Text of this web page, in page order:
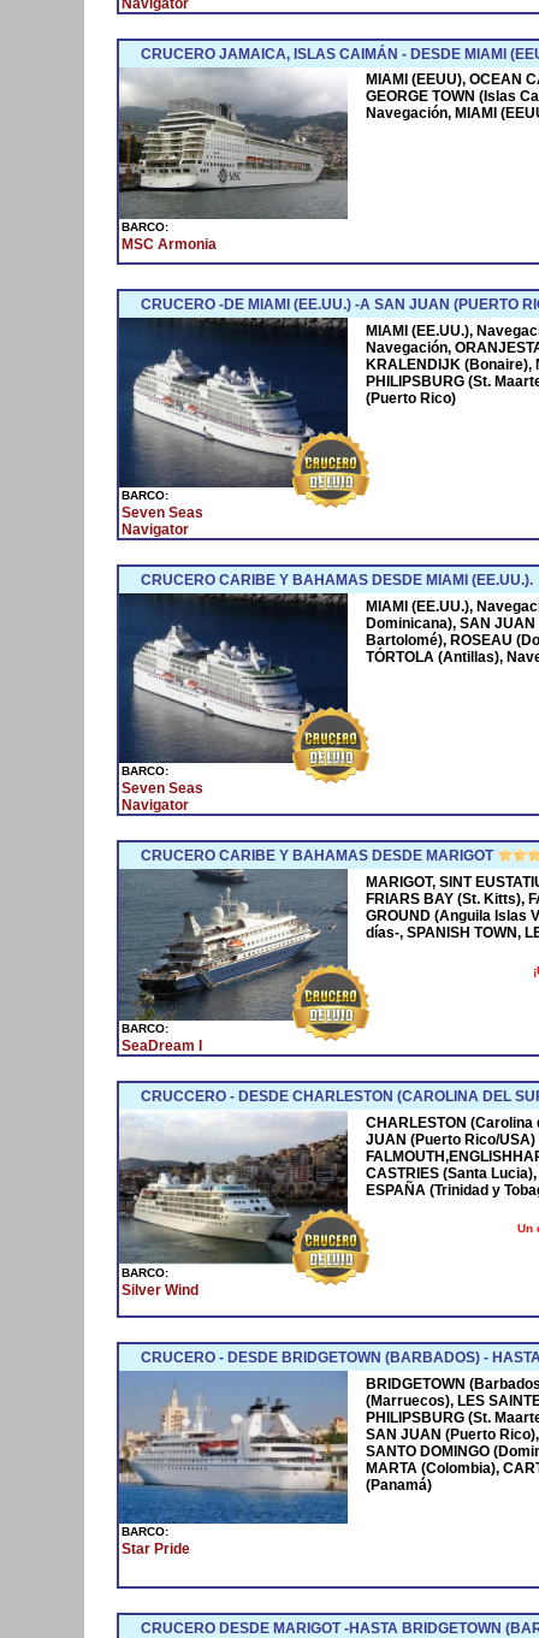
CRUCERO JAMAICA, ISLAS CAIMÁN - DESDE MIAMI
BARCO:
MSC Armonia
MIAMI (EEUU), OCEAN
GEORGE TOWN (Islas
Navegación, MIAMI
CRUCERO -DE MIAMI (EE.UU.) -A SAN JUAN (PUERTO
BARCO:
Seven Seas
Navigator
MIAMI (EE.UU.),
Navegación,
KRALENDIJK (Bonaire),
PHILIPSBURG (St.
(Puerto Rico)
CRUCERO CARIBE Y BAHAMAS DESDE MIAMI (EE.UU.).
BARCO:
Seven Seas
Navigator
MIAMI (EE.UU.),
Dominicana), SAN JUAN
Bartolomé), ROSEAU
TÓRTOLA (Antillas),
CRUCERO CARIBE Y BAHAMAS DESDE MARIGOT
BARCO:
SeaDream I
MARIGOT, SINT
FRIARS BAY (St. Kitts),
GROUND (Anguila Islas
días-, SPANISH TOWN,
CRUCCERO - DESDE CHARLESTON (CAROLINA DEL
BARCO:
Silver Wind
CHARLESTON
JUAN (Puerto Rico/USA)
CASTRIES (Santa
ESPAÑA (Trinidad y
Un
CRUCERO - DESDE BRIDGETOWN (BARBADOS) -
BARCO:
Star Pride
BRIDGETOWN
(Marruecos), LES
PHILIPSBURG (St.
SAN JUAN (Puerto
SANTO DOMINGO
MARTA (Colombia),
(Panamá)
CRUCERO DESDE MARIGOT -HASTA BRIDGETOWN